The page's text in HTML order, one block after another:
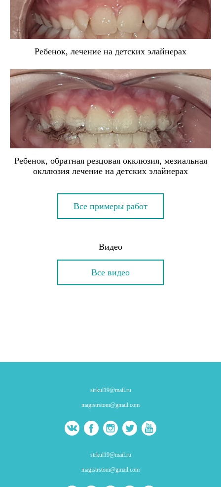
Ребенок, лечение на детских элайнерах
Ребенок, обратная резцовая окклюзия, мезиальная
окллюзия лечение на детских элайнерах
Все примеры работ
Видео
Все видео
strkul19@mail.ru
magistrstom@gmail.com
strkul19@mail.ru
magistrstom@gmail.com